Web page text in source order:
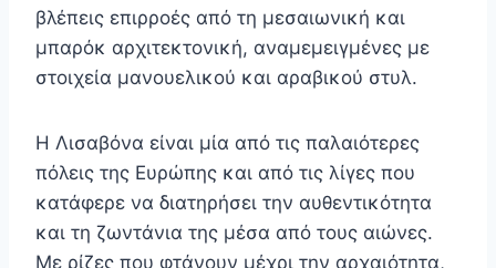
βλέπεις επιρροές από τη μεσαιωνική και
μπαρόκ αρχιτεκτονική, αναμεμειγμένες με
στοιχεία μανουελικού και αραβικού στυλ.
Η Λισαβόνα είναι μία από τις παλαιότερες
πόλεις της Ευρώπης και από τις λίγες που
κατάφερε να διατηρήσει την αυθεντικότητα
και τη ζωντάνια της μέσα από τους αιώνες.
Με ρίζες που φτάνουν μέχρι την αρχαιότητα,